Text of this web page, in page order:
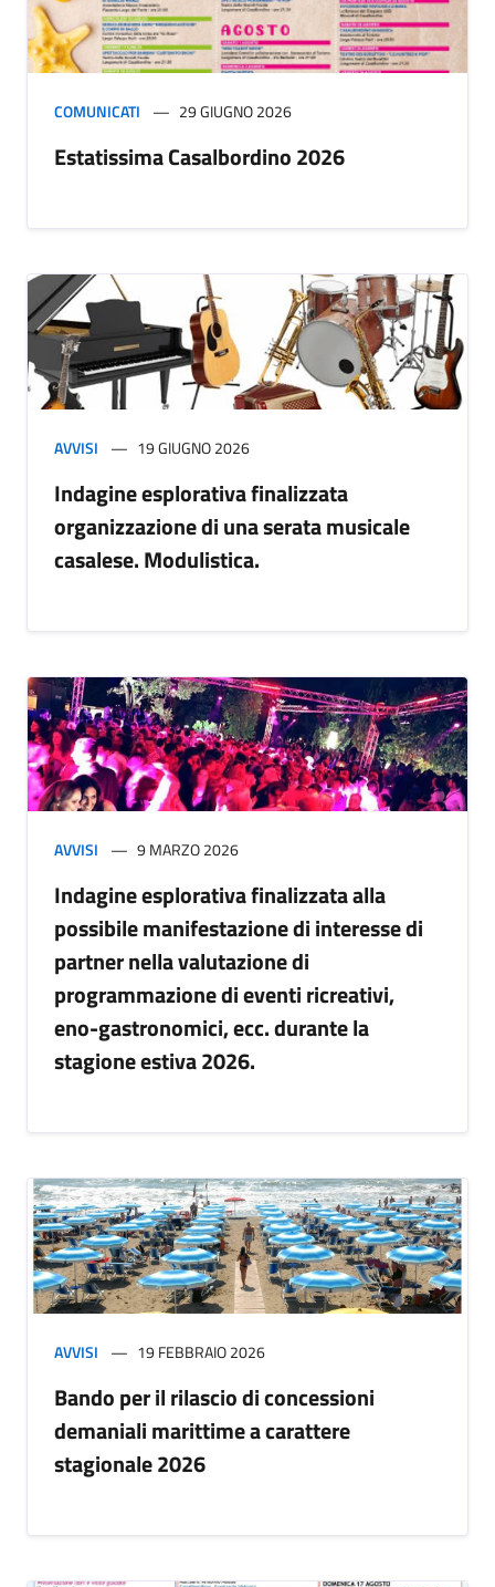
COMUNICATI 29 GIUGNO 2026
Estatissima Casalbordino 2026
AVVISI 19 GIUGNO 2026
Indagine esplorativa finalizzata
organizzazione di una serata musicale
casalese. Modulistica.
AVVISI 9 MARZO 2026
Indagine esplorativa finalizzata alla
possibile manifestazione di interesse di
partner nella valutazione di
programmazione di eventi ricreativi,
eno-gastronomici, ecc. durante la
stagione estiva 2026.
AVVISI 19 FEBBRAIO 2026
Bando per il rilascio di concessioni
demaniali marittime a carattere
stagionale 2026